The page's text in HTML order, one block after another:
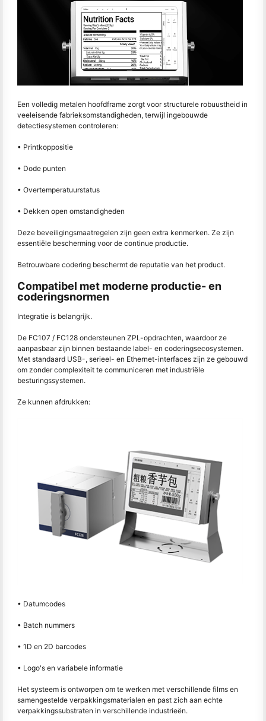
Een volledig metalen hoofdframe zorgt voor structurele robuustheid in
veeleisende fabrieksomstandigheden, terwijl ingebouwde
detectiesystemen controleren:
• Printkoppositie
• Dode punten
• Overtemperatuurstatus
• Dekken open omstandigheden
Deze beveiligingsmaatregelen zijn geen extra kenmerken. Ze zijn
essentiële bescherming voor de continue productie.
Betrouwbare codering beschermt de reputatie van het product.
Compatibel met moderne productie- en
coderingsnormen
Integratie is belangrijk.
De FC107 / FC128 ondersteunen ZPL-opdrachten, waardoor ze
aanpasbaar zijn binnen bestaande label- en coderingsecosystemen.
Met standaard USB-, serieel- en Ethernet-interfaces zijn ze gebouwd
om zonder complexiteit te communiceren met industriële
besturingssystemen.
Ze kunnen afdrukken:
• Datumcodes
• Batch nummers
• 1D en 2D barcodes
• Logo's en variabele informatie
Het systeem is ontworpen om te werken met verschillende films en
samengestelde verpakkingsmaterialen en past zich aan echte
verpakkingssubstraten in verschillende industrieën.